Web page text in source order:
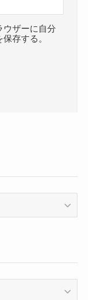
ウザーに自分
存する。